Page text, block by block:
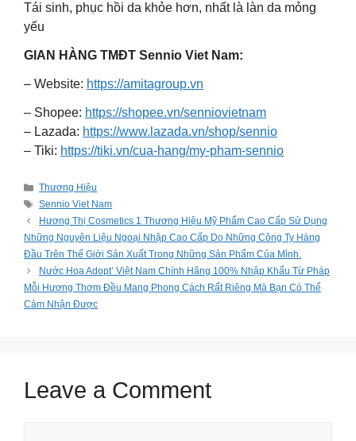
Tái sinh, phục hồi da khỏe hơn, nhất là làn da mỏng
yếu
GIAN HÀNG TMĐT Sennio Viet Nam:
– Website: https://amitagroup.vn
– Shopee: https://shopee.vn/senniovietnam
– Lazada: https://www.lazada.vn/shop/sennio
– Tiki: https://tiki.vn/cua-hang/my-pham-sennio
Categories
Thương Hiệu
Tags
Sennio Viet Nam
Hương Thị Cosmetics 1 Thương Hiệu Mỹ Phẩm Cao Cấp Sử Dụng
Những Nguyên Liệu Ngoại Nhập Cao Cấp Do Những Công Ty Hàng
Đầu Trên Thế Giới Sản Xuất Trong Những Sản Phẩm Của Mình.
Nước Hoa Adopt’ Việt Nam Chính Hãng 100% Nhập Khẩu Từ Pháp
Mỗi Hương Thơm Đều Mang Phong Cách Rất Riêng Mà Bạn Có Thể
Cảm Nhận Được
Leave a Comment